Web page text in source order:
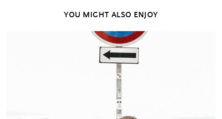
YOU MIGHT ALSO ENJOY